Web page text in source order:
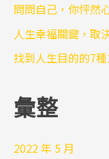
問問自己，你怦然
人生幸福關鍵，取
找到人生目的的7
彙整
2022 年 5 月